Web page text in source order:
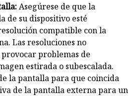
Asegúrese de que la
de su dispositivo esté
compatible con la
Las resoluciones no
problemas de
estirada o subescalada.
la pantalla para que coincida
de la pantalla externa para un